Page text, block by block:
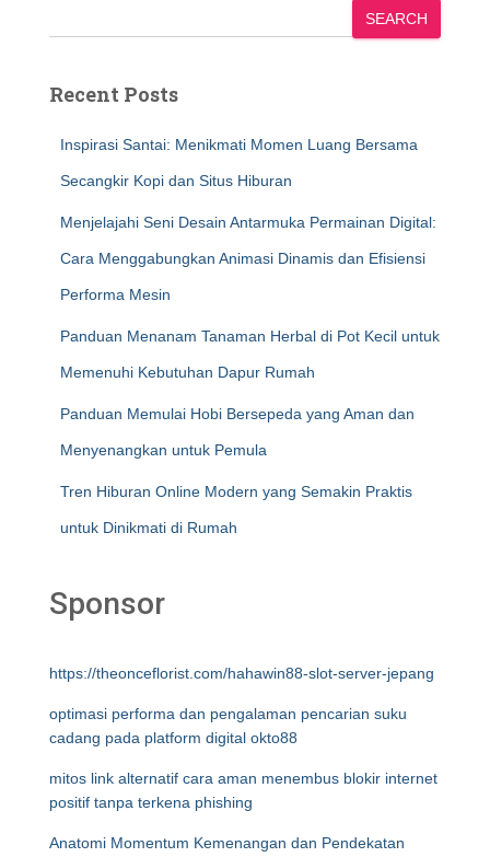
SEARCH
Recent Posts
Inspirasi Santai: Menikmati Momen Luang Bersama
Secangkir Kopi dan Situs Hiburan
Menjelajahi Seni Desain Antarmuka Permainan Digital:
Cara Menggabungkan Animasi Dinamis dan Efisiensi
Performa Mesin
Panduan Menanam Tanaman Herbal di Pot Kecil untuk
Memenuhi Kebutuhan Dapur Rumah
Panduan Memulai Hobi Bersepeda yang Aman dan
Menyenangkan untuk Pemula
Tren Hiburan Online Modern yang Semakin Praktis
untuk Dinikmati di Rumah
Sponsor
https://theonceflorist.com/hahawin88-slot-server-jepang
optimasi performa dan pengalaman pencarian suku
cadang pada platform digital okto88
mitos link alternatif cara aman menembus blokir internet
positif tanpa terkena phishing
Anatomi Momentum Kemenangan dan Pendekatan